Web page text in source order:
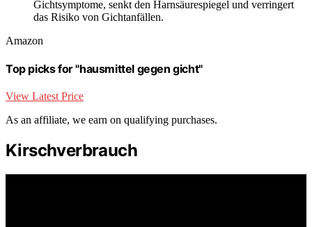
Gichtsymptome, senkt den Harnsäurespiegel und verringert
das Risiko von Gichtanfällen.
Amazon
Top picks for "hausmittel gegen gicht"
View Latest Price
As an affiliate, we earn on qualifying purchases.
Kirschverbrauch